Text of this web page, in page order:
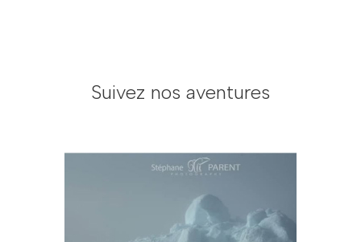
Suivez nos aventures